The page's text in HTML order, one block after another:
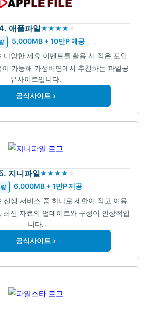
애플파일
5,000MB + 10만P 제공
다양한 제휴 이벤트를 활용 시 적은 포인
이 가능해 가성비면에서 추천하는 파일공
유사이트입니다.
공식사이트 ›
5. 지니파일
6,000MB + 1만P 제공
신생 서비스 중 하나로 제한이 적고 이용
최신 자료의 업데이트와 구성이 인상적입
니다.
공식사이트 ›